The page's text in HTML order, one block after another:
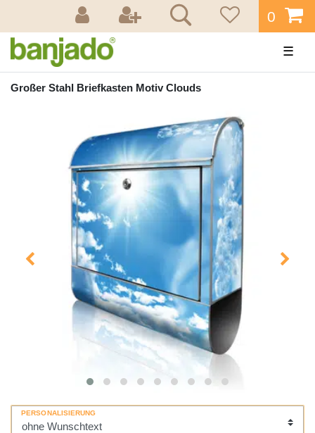
0
☰
Großer Stahl Briefkasten Motiv Clouds
PERSONALISIERUNG